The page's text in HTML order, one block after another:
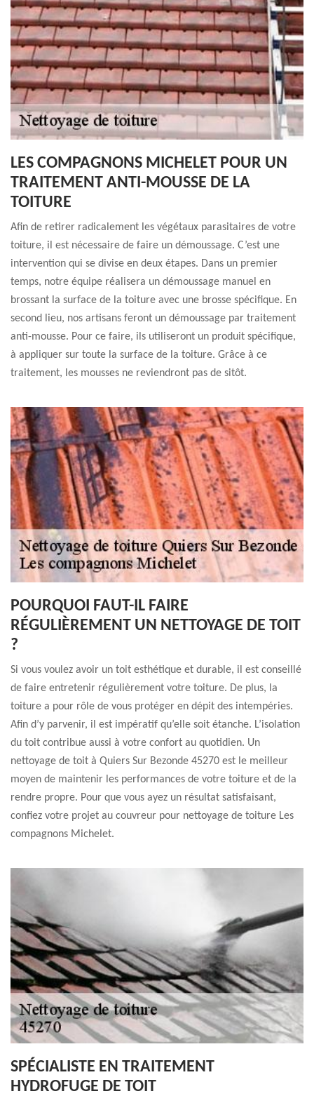
LES COMPAGNONS MICHELET POUR UN
TRAITEMENT ANTI-MOUSSE DE LA
TOITURE
Afin de retirer radicalement les végétaux parasitaires de votre
toiture, il est nécessaire de faire un démoussage. C’est une
intervention qui se divise en deux étapes. Dans un premier
temps, notre équipe réalisera un démoussage manuel en
brossant la surface de la toiture avec une brosse spécifique. En
second lieu, nos artisans feront un démoussage par traitement
anti-mousse. Pour ce faire, ils utiliseront un produit spécifique,
à appliquer sur toute la surface de la toiture. Grâce à ce
traitement, les mousses ne reviendront pas de sitôt.
POURQUOI FAUT-IL FAIRE
RÉGULIÈREMENT UN NETTOYAGE DE TOIT
?
Si vous voulez avoir un toit esthétique et durable, il est conseillé
de faire entretenir régulièrement votre toiture. De plus, la
toiture a pour rôle de vous protéger en dépit des intempéries.
Afin d’y parvenir, il est impératif qu’elle soit étanche. L’isolation
du toit contribue aussi à votre confort au quotidien. Un
nettoyage de toit à Quiers Sur Bezonde 45270 est le meilleur
moyen de maintenir les performances de votre toiture et de la
rendre propre. Pour que vous ayez un résultat satisfaisant,
confiez votre projet au couvreur pour nettoyage de toiture Les
compagnons Michelet.
SPÉCIALISTE EN TRAITEMENT
HYDROFUGE DE TOIT